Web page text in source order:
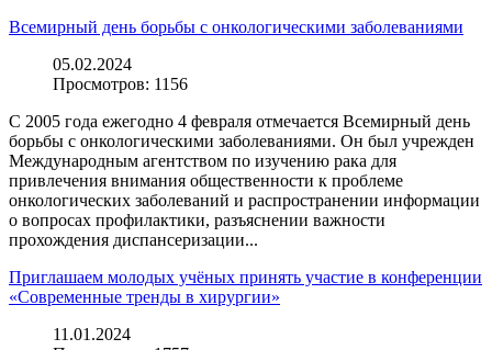
Всемирный день борьбы с онкологическими заболеваниями
05.02.2024
Просмотров: 1156
С 2005 года ежегодно 4 февраля отмечается Всемирный день
борьбы с онкологическими заболеваниями. Он был учрежден
Международным агентством по изучению рака для
привлечения внимания общественности к проблеме
онкологических заболеваний и распространении информации
о вопросах профилактики, разъяснении важности
прохождения диспансеризации...
Приглашаем молодых учёных принять участие в конференции
«Современные тренды в хирургии»
11.01.2024